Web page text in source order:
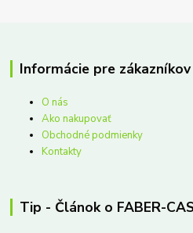
Informácie pre zákazníkov
O nás
Ako nakupovať
Obchodné podmienky
Kontakty
Tip - Článok o FABER-